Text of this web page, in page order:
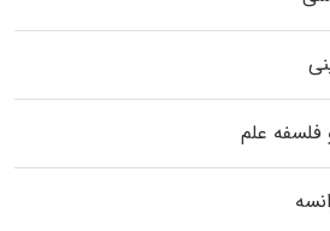
فلسفه علم